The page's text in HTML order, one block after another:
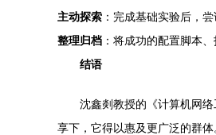
主动探索 ：完成基础实验后，
整理归档 ：将成功的配置脚本
结语
沈鑫剡教授的《计算机网
享下，它得以惠及更广泛的群